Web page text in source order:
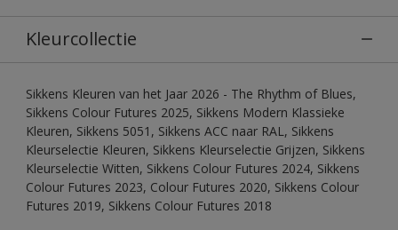
Kleurcollectie
Sikkens Kleuren van het Jaar 2026 - The Rhythm of Blues,
Sikkens Colour Futures 2025, Sikkens Modern Klassieke
Kleuren, Sikkens 5051, Sikkens ACC naar RAL, Sikkens
Kleurselectie Kleuren, Sikkens Kleurselectie Grijzen, Sikkens
Kleurselectie Witten, Sikkens Colour Futures 2024, Sikkens
Colour Futures 2023, Colour Futures 2020, Sikkens Colour
Futures 2019, Sikkens Colour Futures 2018